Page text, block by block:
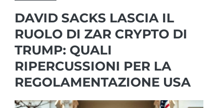
DAVID SACKS LASCIA IL
RUOLO DI ZAR CRYPTO DI
TRUMP: QUALI
RIPERCUSSIONI PER LA
REGOLAMENTAZIONE USA